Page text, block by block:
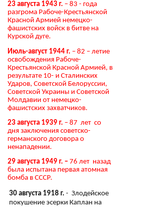
23 августа 1943 г. – 83 - года
разгрома Рабоче-Крестьянской
Красной Армией немецко-
фашистских войск в битве на
Курской дуге.
Июль-август 1944 г. – 82 – летие
освобождения Рабоче-
Крестьянской Красной Армией, в
результате 10- и Сталинских
Ударов, Советской Белоруссии,
Советской Украины и Советской
Молдавии от немецко-
фашистских захватчиков.
23 августа 1939 г. – 87 лет со
дня заключения советско-
германского договора о
ненападении.
29 августа 1949 г. – 76 лет назад
была испытана первая атомная
бомба в СССР.
30 августа 1918 г. - Злодейское
покушение эсерки Каплан на